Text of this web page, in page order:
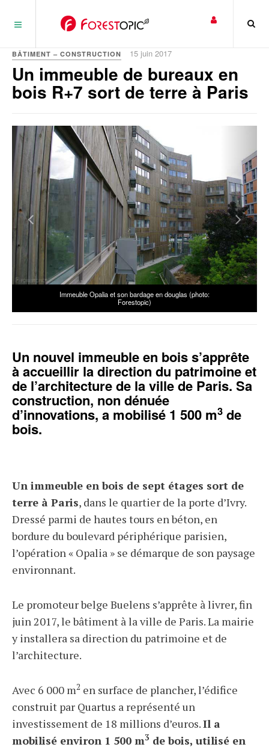
BÂTIMENT – CONSTRUCTION 15 juin 2017
Un immeuble de bureaux en
bois R+7 sort de terre à Paris
Comptoir en bois CLT cintré (photo: Art&Build)
Previous Next
Un nouvel immeuble en bois s’apprête
à accueillir la direction du patrimoine et
de l’architecture de la ville de Paris. Sa
construction, non dénuée
d’innovations, a mobilisé 1 500 m3 de
bois.
Un immeuble en bois de sept étages sort de
terre à Paris, dans le quartier de la porte d’Ivry.
Dressé parmi de hautes tours en béton, en
bordure du boulevard périphérique parisien,
l’opération « Opalia » se démarque de son paysage
environnant.
Le promoteur belge Buelens s’apprête à livrer, fin
juin 2017, le bâtiment à la ville de Paris. La mairie
y installera sa direction du patrimoine et de
l’architecture.
Avec 6 000 m2 en surface de plancher, l’édifice
construit par Quartus a représenté un
investissement de 18 millions d’euros.Il a
mobilisé environ 1 500 m3 de bois, utilisé en